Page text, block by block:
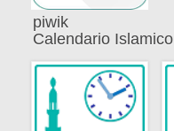
piwik
Calendario Islamico